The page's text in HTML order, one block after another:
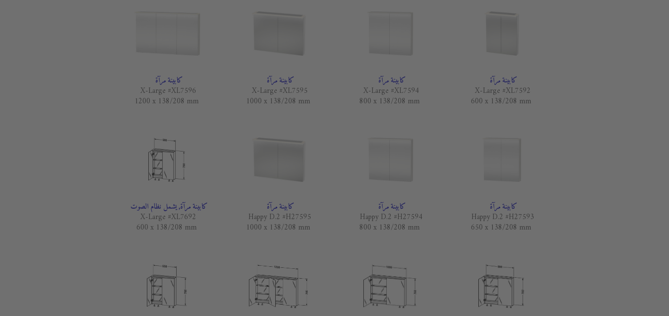
كابينة مرآة
X-Large #XL7592
600 x 138/208 mm
كابينة مرآة
X-Large #XL7594
800 x 138/208 mm
كابينة مرآة
X-Large #XL7595
1000 x 138/208 mm
كابينة مرآة
X-Large #XL7596
1200 x 138/208 mm
كابينة مرآة
Happy D.2 #H27593
650 x 138/208 mm
كابينة مرآة
Happy D.2 #H27594
800 x 138/208 mm
كابينة مرآة
Happy D.2 #H27595
1000 x 138/208 mm
كابينة مرآة, يشمل نظام الصوت
X-Large #XL7692
600 x 138/208 mm